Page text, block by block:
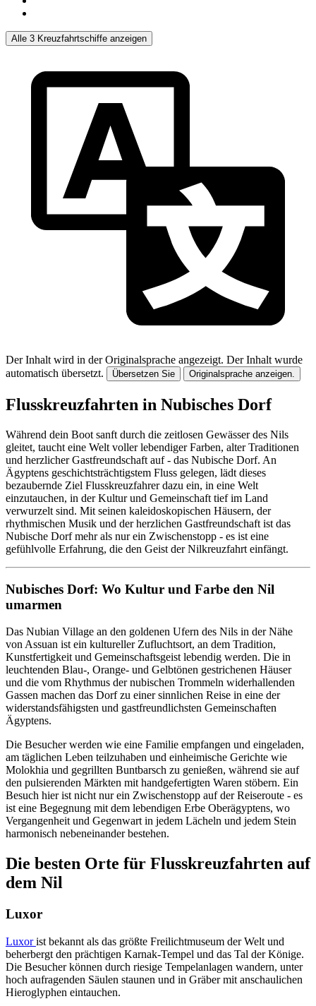
Alle 3 Kreuzfahrtschiffe anzeigen
Der Inhalt wird in der Originalsprache angezeigt. Der Inhalt wurde
automatisch übersetzt.
Übersetzen Sie Originalsprache anzeigen.
Flusskreuzfahrten in Nubisches Dorf
Während dein Boot sanft durch die zeitlosen Gewässer des Nils
gleitet, taucht eine Welt voller lebendiger Farben, alter Traditionen
und herzlicher Gastfreundschaft auf - das Nubische Dorf. An
Ägyptens geschichtsträchtigstem Fluss gelegen, lädt dieses
bezaubernde Ziel Flusskreuzfahrer dazu ein, in eine Welt
einzutauchen, in der Kultur und Gemeinschaft tief im Land
verwurzelt sind. Mit seinen kaleidoskopischen Häusern, der
rhythmischen Musik und der herzlichen Gastfreundschaft ist das
Nubische Dorf mehr als nur ein Zwischenstopp - es ist eine
gefühlvolle Erfahrung, die den Geist der Nilkreuzfahrt einfängt.
Nubisches Dorf: Wo Kultur und Farbe den Nil
umarmen
Das Nubian Village an den goldenen Ufern des Nils in der Nähe
von Assuan ist ein kultureller Zufluchtsort, an dem Tradition,
Kunstfertigkeit und Gemeinschaftsgeist lebendig werden. Die in
leuchtenden Blau-, Orange- und Gelbtönen gestrichenen Häuser
und die vom Rhythmus der nubischen Trommeln widerhallenden
Gassen machen das Dorf zu einer sinnlichen Reise in eine der
widerstandsfähigsten und gastfreundlichsten Gemeinschaften
Ägyptens.
Die Besucher werden wie eine Familie empfangen und eingeladen,
am täglichen Leben teilzuhaben und einheimische Gerichte wie
Molokhia und gegrillten Buntbarsch zu genießen, während sie auf
den pulsierenden Märkten mit handgefertigten Waren stöbern. Ein
Besuch hier ist nicht nur ein Zwischenstopp auf der Reiseroute - es
ist eine Begegnung mit dem lebendigen Erbe Oberägyptens, wo
Vergangenheit und Gegenwart in jedem Lächeln und jedem Stein
harmonisch nebeneinander bestehen.
Die besten Orte für Flusskreuzfahrten auf
dem Nil
Luxor
Luxorist bekannt als das größte Freilichtmuseum der Welt und
beherbergt den prächtigen Karnak-Tempel und das Tal der Könige.
Die Besucher können durch riesige Tempelanlagen wandern, unter
hoch aufragenden Säulen staunen und in Gräber mit anschaulichen
Hieroglyphen eintauchen.